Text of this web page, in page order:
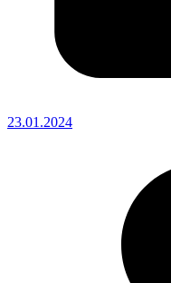
23.01.2024